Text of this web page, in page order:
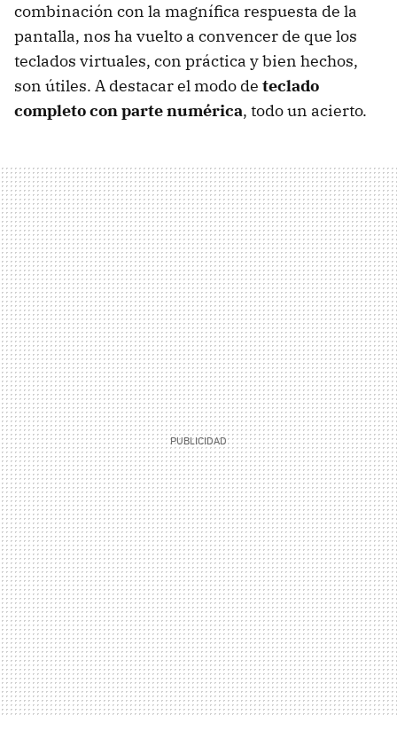
combinación con la magnífica respuesta de la
pantalla, nos ha vuelto a convencer de que los
teclados virtuales, con práctica y bien hechos,
son útiles. A destacar el modo de teclado
completo con parte numérica, todo un acierto.